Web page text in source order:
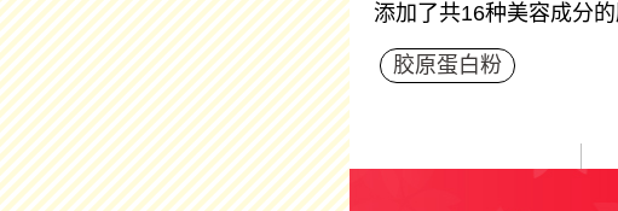
添加了共16种美容成分的
胶原蛋白粉